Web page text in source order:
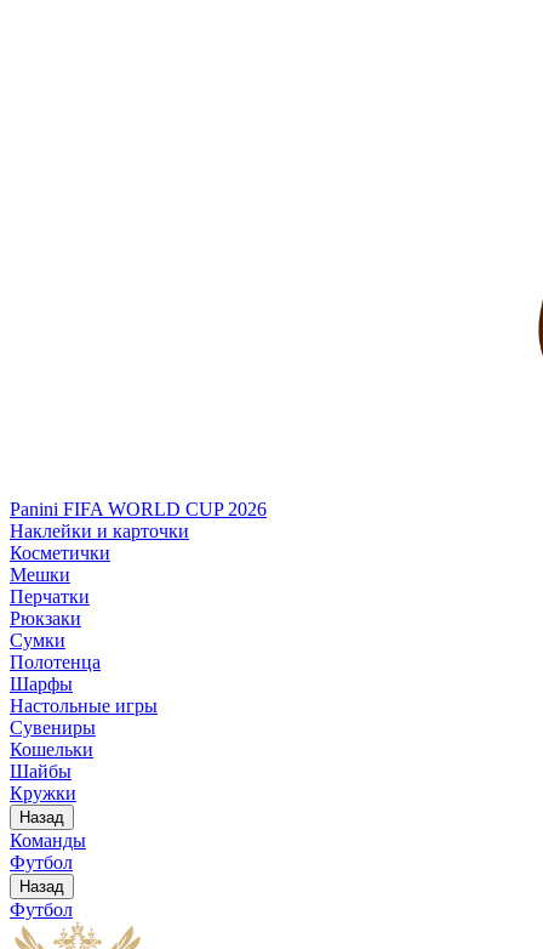
Panini FIFA WORLD CUP 2026
Наклейки и карточки
Косметички
Мешки
Перчатки
Рюкзаки
Сумки
Полотенца
Шарфы
Настольные игры
Сувениры
Кошельки
Шайбы
Кружки
Назад
Команды
Футбол
Назад
Футбол